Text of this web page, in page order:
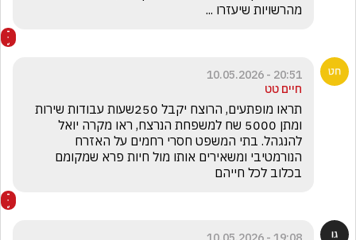
מהרשויות שיעזרו ...
20:51 - 10.05.2026
חיים טט
בכלוב לכל חייהם